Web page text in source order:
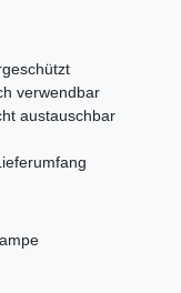
verwendbar
austauschbar